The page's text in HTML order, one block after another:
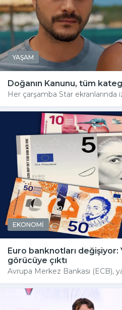
YAŞAM
Doğanın Kanunu, tüm
Her çarşamba Star ekranlarında
EKONOMİ
Euro banknotları değişiyor:
görücüye çıktı
Avrupa Merkez Bankası (ECB),